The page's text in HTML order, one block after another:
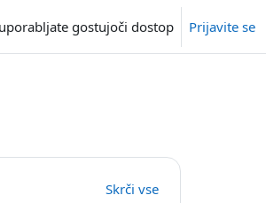
gostujoči dostop Prijavite se
Skrči vse